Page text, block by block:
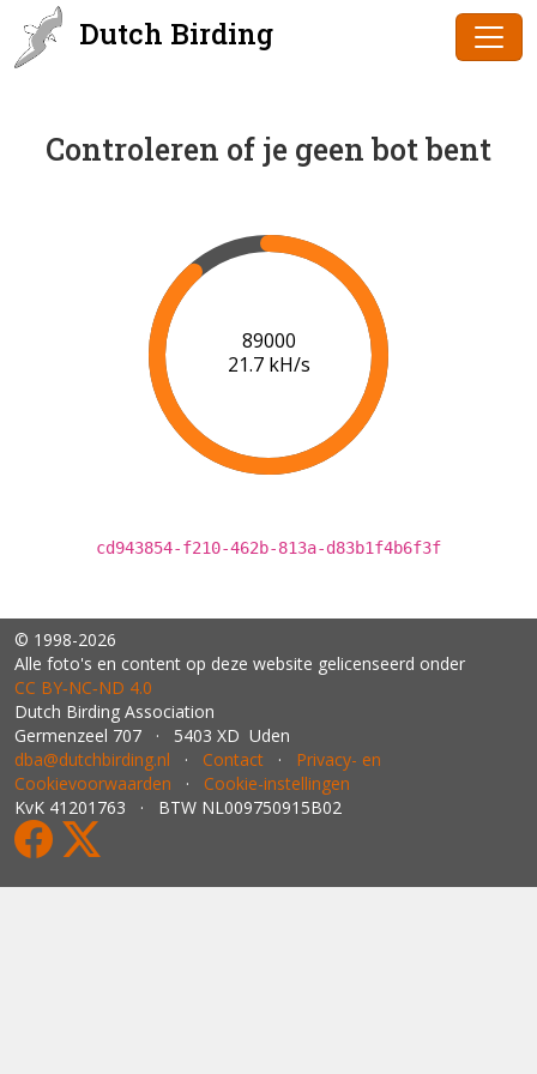
Dutch Birding
Controleren of je geen bot bent
91000
21.8 kH/s
cd943854-f210-462b-813a-d83b1f4b6f3f
© 1998-2026
Alle foto's en content op deze website gelicenseerd onder
CC BY‑NC‑ND 4.0
Dutch Birding Association
Germenzeel 707 · 5403 XD Uden
dba@dutchbirding.nl · Contact · Privacy- en
Cookievoorwaarden · Cookie-instellingen
KvK 41201763 · BTW NL009750915B02